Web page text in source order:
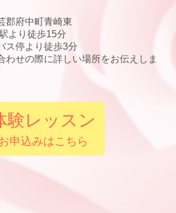
郡府中町青崎東
より徒歩15分
ス停より徒歩3分
わせの際に詳しい場所をお伝えしま
験レッスン
申込みはこちら